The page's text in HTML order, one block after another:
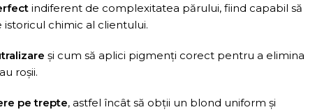
indiferent de complexitatea părului, fiind capabil să
chimic al clientului.
și cum să aplici pigmenți corect pentru a elimina
roșii.
pe trepte, astfel încât să obții un blond uniform și